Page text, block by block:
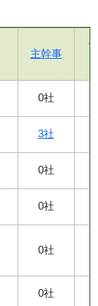
主幹事
0社
3社
0社
0社
0社
0社